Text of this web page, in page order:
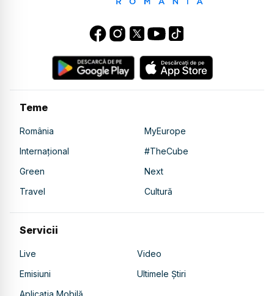
Teme
România
MyEurope
Internațional
#TheCube
Green
Next
Travel
Cultură
Servicii
Live
Video
Emisiuni
Ultimele Știri